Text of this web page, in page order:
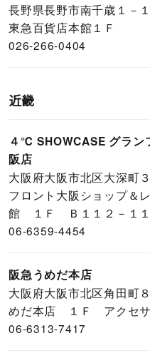
長野県長野市南千歳１－
東急百貨店本館１Ｆ
026-266-0404
近畿
４℃ SHOWCASE グラン
阪店
大阪府大阪市北区大深町
フロント大阪ショップ＆
館 １Ｆ Ｂ１１２－１１
06-6359-4454
阪急うめだ本店
大阪府大阪市北区角田町
めだ本店 １Ｆ アクセ
06-6313-7417